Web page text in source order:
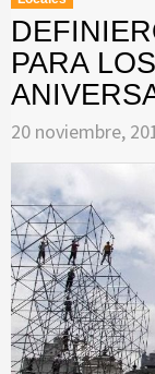
PARA
20 noviembre,